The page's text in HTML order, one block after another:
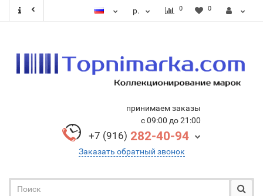
р. 0 0
принимаем заказы
с 09:00 до 21:00
+7 (916) 282-40-94
Заказать обратный звонок